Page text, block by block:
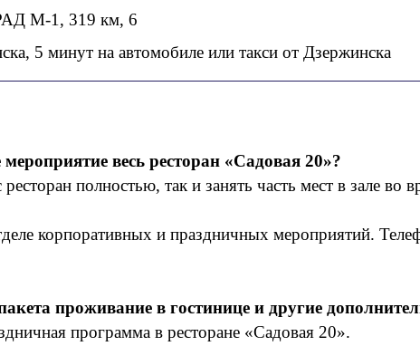
М-1, 319 км, 6
5 минут на автомобиле или такси от Дзержинска
весь ресторан «Садовая 20»?
полностью, так и занять часть мест в зале во
корпоративных и праздничных мероприятий.
проживание в гостинице и другие
программа в ресторане «Садовая 20».